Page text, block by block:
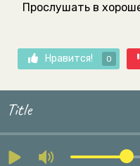
Прослушать в
Нравится! 0
Title